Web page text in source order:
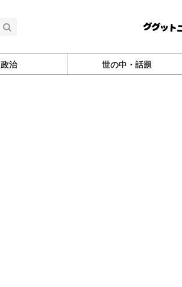
政治 世の中・話題